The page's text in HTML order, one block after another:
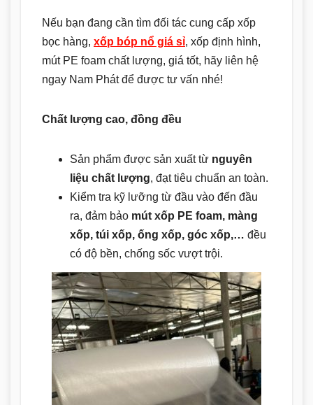
Nếu bạn đang cần tìm đối tác cung cấp xốp
bọc hàng, xốp bóp nổ giá sỉ, xốp định hình,
mút PE foam chất lượng, giá tốt, hãy liên hệ
ngay Nam Phát để được tư vấn nhé!
Chất lượng cao, đồng đều
Sản phẩm được sản xuất từ nguyên
liệu chất lượng, đạt tiêu chuẩn an toàn.
Kiểm tra kỹ lưỡng từ đầu vào đến đầu
ra, đảm bảo mút xốp PE foam, màng
xốp, túi xốp, ống xốp, góc xốp,… đều
có độ bền, chống sốc vượt trội.